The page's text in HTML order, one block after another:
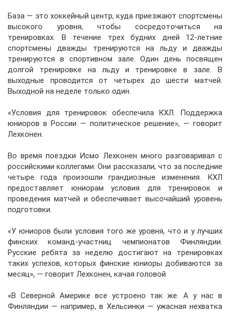
База — это хоккейный центр, куда приезжают спортсмены
высокого уровня, чтобы сосредоточиться на
тренировках. В течение трех будних дней 12-летние
спортсмены дважды тренируются на льду и дважды
тренируются в спортивном зале. Один день посвящен
долгой тренировке на льду и тренировке в зале. В
выходные проводится от четырех до шести матчей.
Выходной на неделе только один.
«Условия для тренировок обеспечила КХЛ. Поддержка
юниоров в России — политическое решение», — говорит
Лехконен.
Во время поездки Исмо Лехконен много разговаривал с
российскими коллегами. Они рассказали, что за последние
четыре года произошли грандиозные изменения. КХЛ
предоставляет юниорам условия для тренировок и
проведения матчей и обеспечивает высочайший уровень
подготовки.
«У юниоров были условия того же уровня, что и у лучших
финских команд-участниц чемпионатов Финляндии.
Русские ребята за неделю достигают на тренировках
таких успехов, которых финские юниоры добиваются за
месяц», — говорит Лехконен, качая головой.
«В Северной Америке все устроено так же. А у нас в
Финляндии — например, в Хельсинки — ужасная нехватка